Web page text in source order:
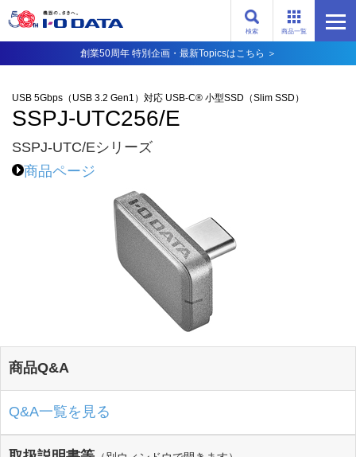
商品一覧
検索
創業50周年 特別企画・最新Topicsはこちら ＞
USB 5Gbps（USB 3.2 Gen1）対応 USB-C® 小型SSD（Slim SSD）
SSPJ-UTC256/E
SSPJ-UTC/Eシリーズ
商品ページ
商品Q&A
Q&A一覧を見る